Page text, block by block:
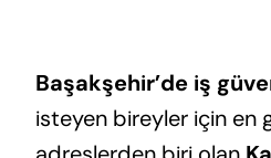
Başakşehir’de iş
isteyen bireyler için en